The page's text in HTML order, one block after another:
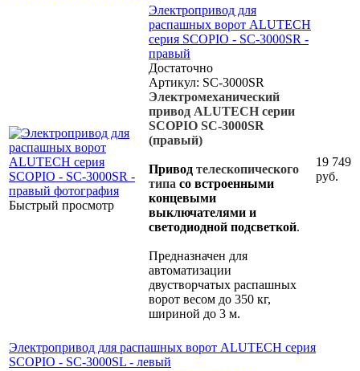
Быстрый просмотр
Электропривод для
распашных ворот ALUTECH
серия SCOPIO - SC-3000SR -
правый
Достаточно
Артикул: SC-3000SR
Электромеханический
привод ALUTECH серии
SCOPIO SC-3000SR
(правый)
Привод телескопического
типа со встроенными
концевыми
выключателями и
светодиодной подсветкой.
Предназначен для
автоматизации
двустворчатых распашных
ворот весом до 350 кг,
шириной до 3 м.
19 749
руб.
Электропривод для распашных ворот ALUTECH серия
SCOPIO - SC-3000SL - левый